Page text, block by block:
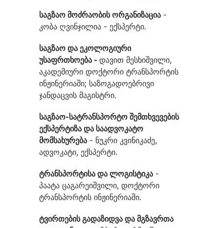
საგზაო მოძრაობის ორგანიზაცია -
კობა ღვინჯილია - ექსპერტი.
საგზაო და ეკოლოგიური
უსაფრთხოება - დავით მესხიშვილი,
აკადემიური დოქტორი ტრანსპორტის
ინჟინერიაში; საზოგადოებრივი
ჯანდაცვის მაგისტრი.
საგზაო-სატრანსპორტო შემთხვევების
ექსპერტიზა და საადვოკატო
მომსახურება - ნუკრი კვინიკაძე,
ადვოკატი, ექსპერტი.
ტრანსპორტისა და ლოგისტიკა -
პაატა ცაგარეიშვილი, დოქტორი
ტრანსპორტის ინჟინერიაში.
ტვირთების გადაზიდვა და მგზავრთა